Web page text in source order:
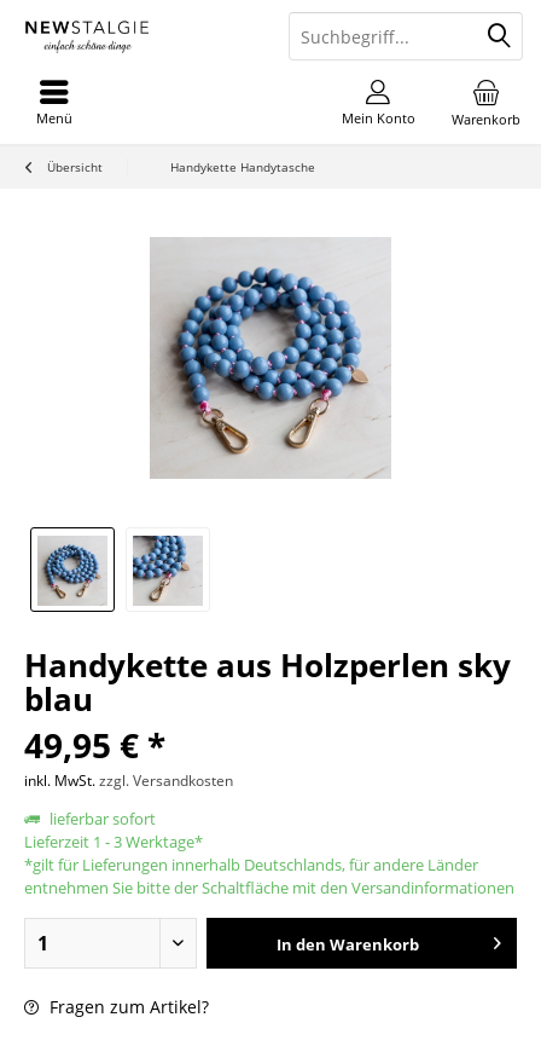
Warenkorb
Mein Konto
Menü
Übersicht Handykette Handytasche
Handykette aus Holzperlen sky
blau
49,95 € *
inkl. MwSt.zzgl. Versandkosten
lieferbar sofort
Lieferzeit 1 - 3 Werktage*
*gilt für Lieferungen innerhalb Deutschlands, für andere Länder
entnehmen Sie bitte der Schaltfläche mit den Versandinformationen
In den Warenkorb
Fragen zum Artikel?